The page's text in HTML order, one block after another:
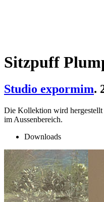
Sitzpuff
Studio expormim.
Die Kollektion wird hergestellt
im Aussenbereich.
Downloads